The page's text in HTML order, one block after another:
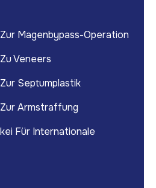
Magenbypass-Operation
Veneers
Septumplastik
Armstraffung
Für Internationale